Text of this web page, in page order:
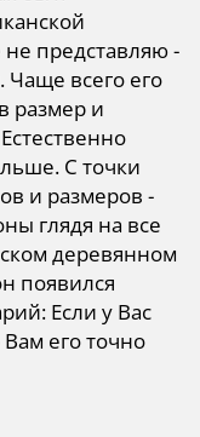
представляю -
Чаще всего его
размер и
С точки
и размеров -
глядя на все
деревянном
появился
Если у Вас
его точно